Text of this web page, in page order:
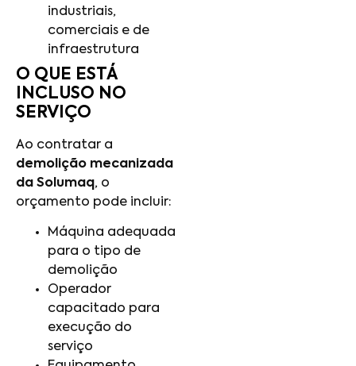
industriais,
comerciais e de
infraestrutura
O QUE ESTÁ
INCLUSO NO
SERVIÇO
Ao contratar a
demolição mecanizada
da Solumaq, o
orçamento pode incluir:
Máquina adequada
para o tipo de
demolição
Operador
capacitado para
execução do
serviço